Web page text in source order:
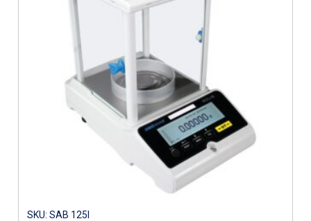
SKU: SAB 125I